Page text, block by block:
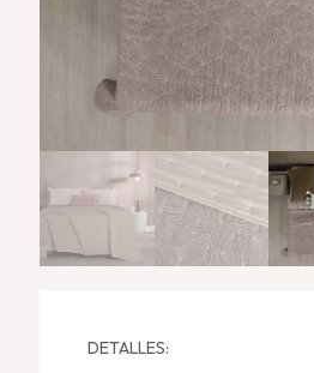
DETALLES: